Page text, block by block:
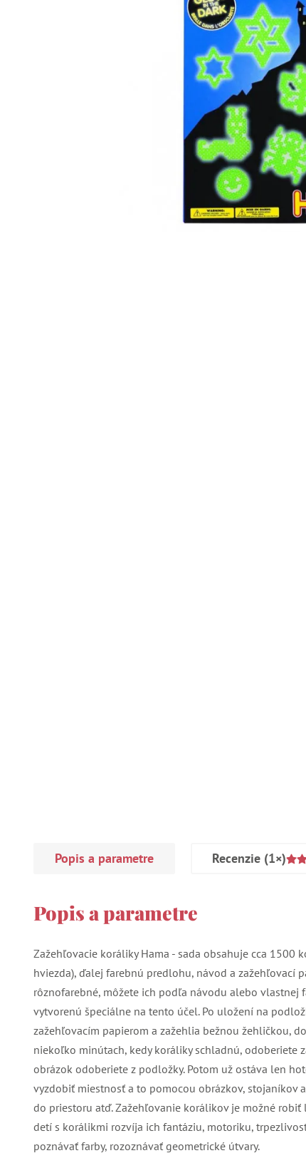
Popis a parametre Recenzie (1×)
Popis a parametre
Zažehľovacie koráliky Hama - sada obsahuje cca 1500
hviezda), ďalej farebnú predlohu, návod a zažehľovací
rôznofarebné, môžete ich podľa návodu alebo vlastnej
vytvorenú špeciálne na tento účel. Po uložení na
zažehľovacím papierom a zažehlia bežnou žehličkou,
niekoľko minútach, kedy koráliky schladnú, odoberiete
obrázok odoberiete z podložky. Potom už ostáva len
vyzdobiť miestnosť a to pomocou obrázkov, stojaníkov
do priestoru atď. Zažehľovanie korálikov je možné robiť
detí s korálikmi rozvíja ich fantáziu, motoriku,
poznávať farby, rozoznávať geometrické útvary.